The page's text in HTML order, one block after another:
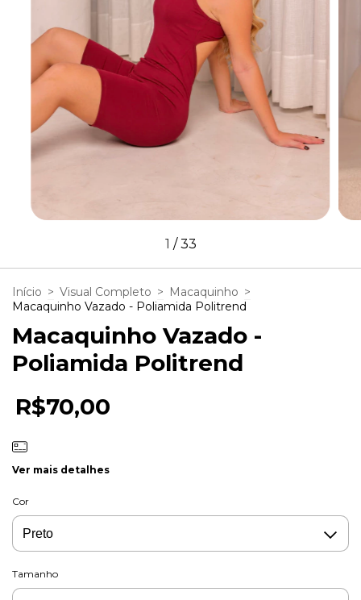
1 /33
Início > Visual Completo > Macaquinho >
Macaquinho Vazado - Poliamida Politrend
Macaquinho Vazado -
Poliamida Politrend
R$70,00
Ver mais detalhes
Cor
Tamanho